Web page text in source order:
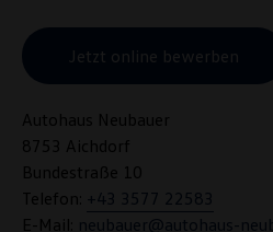
Jetzt online bewerben
Autohaus Neubauer
8753 Aichdorf
Bundestraße 10
Telefon: +43 3577 22583
E-Mail: neubauer@autohaus-